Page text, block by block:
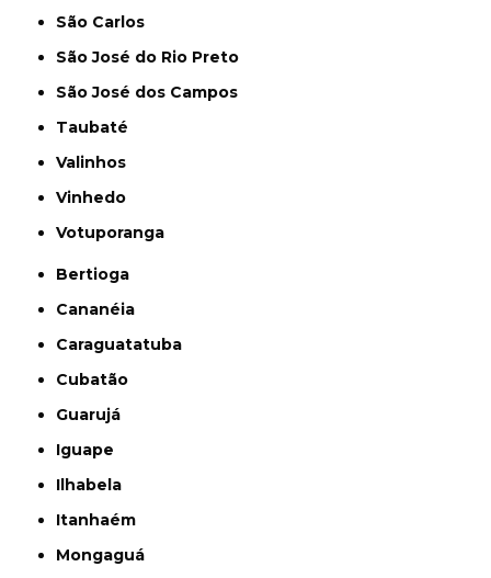
São Carlos
São José do Rio Preto
São José dos Campos
Taubaté
Valinhos
Vinhedo
Votuporanga
Bertioga
Cananéia
Caraguatatuba
Cubatão
Guarujá
Iguape
Ilhabela
Itanhaém
Mongaguá